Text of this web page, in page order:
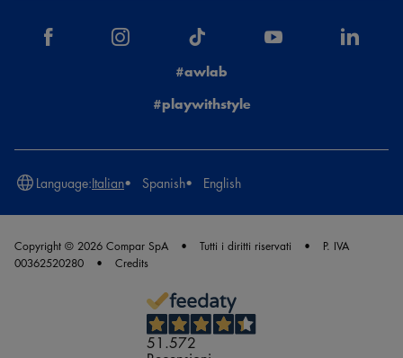
#awlab
#playwithstyle
Language:Italian Spanish English
Copyright © 2026 Compar SpA Tutti i diritti riservati
P. IVA
00362520280
Credits
51.572